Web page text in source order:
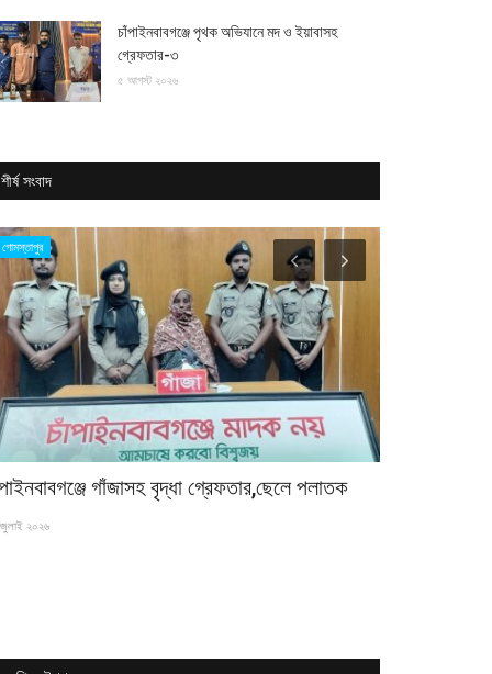
চাঁপাইনবাবগঞ্জে পৃথক অভিযানে মদ ও ইয়াবাসহ
গ্রেফতার-৩
৫ আগস্ট ২০২৬
শীর্ষ সংবাদ
গোমস্তাপুর
গাঁজাসহ বৃদ্ধা গ্রেফতার,ছেলে পলাতক
২০২৬